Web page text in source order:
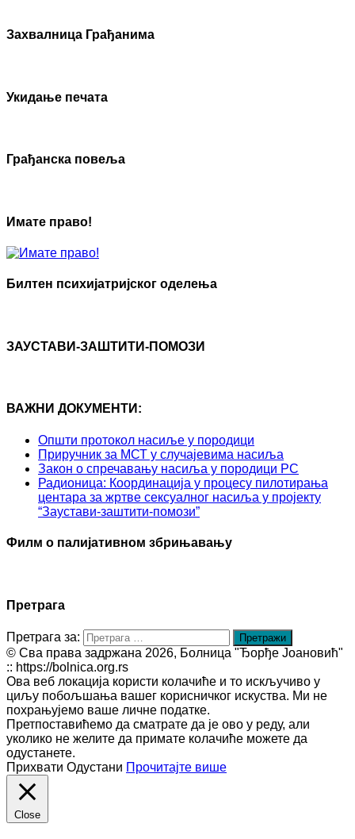
Захвалница Грађанима
Укидање печата
Грађанска повеља
Имате право!
Билтен психијатријског оделења
ЗАУСТАВИ-ЗАШТИТИ-ПОМОЗИ
ВАЖНИ ДОКУМЕНТИ:
Општи протокол насиље у породици
Приручник за МСТ у случајевима насиља
Закон о спречавању насиља у породици РС
Радионица: Координација у процесу пилотирања
центара за жртве сексуалног насиља у пројекту
“Заустави-заштити-помози”
Филм о палијативном збрињавању
Претрага
Претрага за:
© Сва права задржана 2026, Болница "Ђорђе Јоановић"
:: https://bolnica.org.rs
Ова веб локација користи колачиће и то искључиво у
циљу побољшања вашег корисничког искуства. Ми не
похрањујемо ваше личне податке.
Претпоставићемо да сматрате да је ово у реду, али
уколико не желите да примате колачиће можете да
одустанете.
Прихвати Одустани Прочитајте више
Close